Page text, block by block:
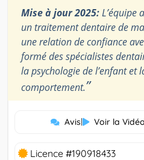
Mise à jour 2025:L’équipe
un traitement dentaire de
une relation de confiance
formé des spécialistes
la psychologie de l’enfant et
comportement.”
Avis| Voir la Vidéo
Licence #190918433